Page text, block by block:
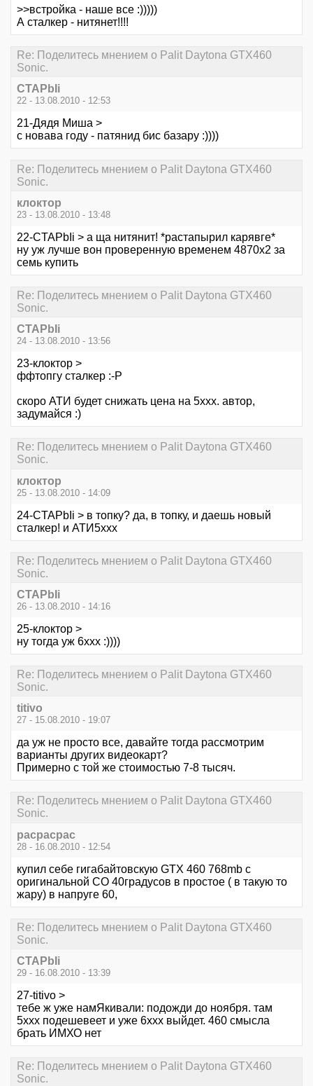
>>встройка - наше все :)))))
А сталкер - нитянет!!!!
Re: Поделитесь мнением о Palit Daytona GTX460
Sonic.
CTAPbIi
22 - 13.08.2010 - 12:53
21-Дядя Миша >
с новава году - патянид бис базару :))))
Re: Поделитесь мнением о Palit Daytona GTX460
Sonic.
клоктор
23 - 13.08.2010 - 13:48
22-CTAPbIi > а ща нитянит! *растапырил карявге*
ну уж лучше вон проверенную временем 4870х2 за
семь купить
Re: Поделитесь мнением о Palit Daytona GTX460
Sonic.
CTAPbIi
24 - 13.08.2010 - 13:56
23-клоктор >
ффтопгу сталкер :-Р
скоро АТИ будет снижать цена на 5ххх. автор,
задумайся :)
Re: Поделитесь мнением о Palit Daytona GTX460
Sonic.
клоктор
25 - 13.08.2010 - 14:09
24-CTAPbIi > в топку? да, в топку, и даешь новый
сталкер! и АТИ5ххх
Re: Поделитесь мнением о Palit Daytona GTX460
Sonic.
CTAPbIi
26 - 13.08.2010 - 14:16
25-клоктор >
ну тогда уж 6ххх :))))
Re: Поделитесь мнением о Palit Daytona GTX460
Sonic.
titivo
27 - 15.08.2010 - 19:07
да уж не просто все, давайте тогда рассмотрим
варианты других видеокарт?
Примерно с той же стоимостью 7-8 тысяч.
Re: Поделитесь мнением о Palit Daytona GTX460
Sonic.
расрасрас
28 - 16.08.2010 - 12:54
купил себе гигабайтовскую GTX 460 768mb с
оригинальной СО 40градусов в простое ( в такую то
жару) в напруге 60,
Re: Поделитесь мнением о Palit Daytona GTX460
Sonic.
CTAPbIi
29 - 16.08.2010 - 13:39
27-titivo >
тебе ж уже намЯкивали: подожди до ноября. там
5ххх подешевеет и уже 6ххх выйдет. 460 смысла
брать ИМХО нет
Re: Поделитесь мнением о Palit Daytona GTX460
Sonic.